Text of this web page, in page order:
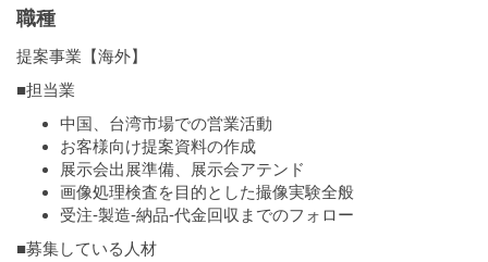
職種
提案事業【海外】
■担当業
中国、台湾市場での営業活動
お客様向け提案資料の作成
展示会出展準備、展示会アテンド
画像処理検査を目的とした撮像実験全般
受注-製造-納品-代金回収までのフォロー
■募集している人材